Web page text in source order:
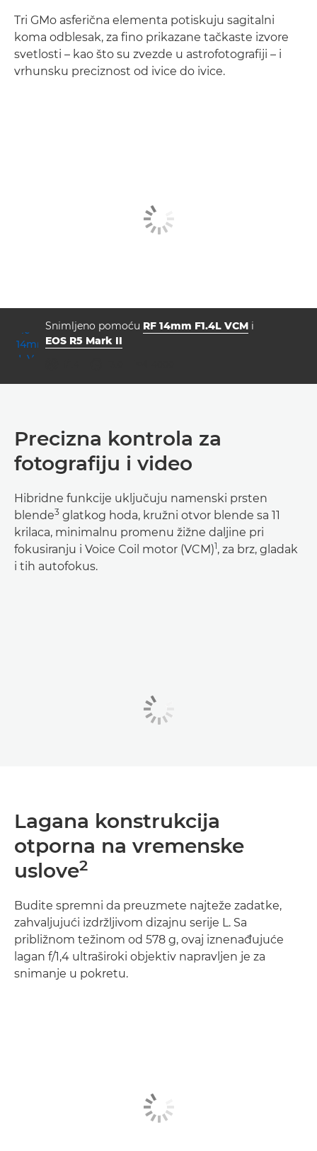
Tri GMo asferična elementa potiskuju sagitalni
koma odblesak, za fino prikazane tačkaste izvore
svetlosti – kao što su zvezde u astrofotografiji – i
vrhunsku preciznost od ivice do ivice.
Snimljeno pomoću RF 14mm F1.4L VCMi
EOS R5 Mark II
Precizna kontrola za
fotografiju i video
Hibridne funkcije uključuju namenski prsten
blende3 glatkog hoda, kružni otvor blende sa 11
krilaca, minimalnu promenu žižne daljine pri
fokusiranju i Voice Coil motor (VCM)1, za brz, gladak
i tih autofokus.
Lagana konstrukcija
otporna na vremenske
uslove2
Budite spremni da preuzmete najteže zadatke,
zahvaljujući izdržljivom dizajnu serije L. Sa
približnom težinom od 578 g, ovaj iznenađujuće
lagan f/1,4 ultraširoki objektiv napravljen je za
snimanje u pokretu.